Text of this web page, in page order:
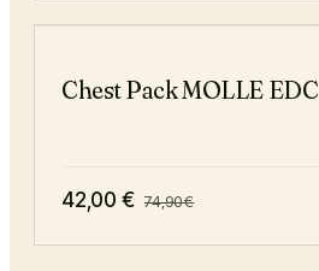
Chest Pack MOLLE EDC
42,00 € 74,90€